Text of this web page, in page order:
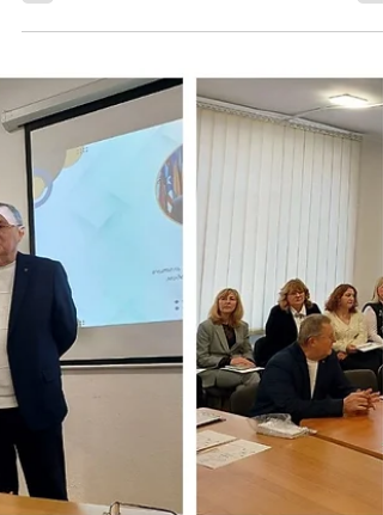
провели чергове заняття Майданчика
педагогічної інтернатури для молодих педагогів.
Цього разу ми детально занурилися у тему,
фундаментом щоденної роботи вчителя –
«Навчання предмету». Разом із молодими
колегами ми розібрали ключові аспекти
сучасного уроку: Теоретичний блок:
☑️обговорили методику викладання,
впровадження активних методів навчання та
важливість інтеграції міжпредметних зв’язків;
☑️окрему увагу приділили диференціації